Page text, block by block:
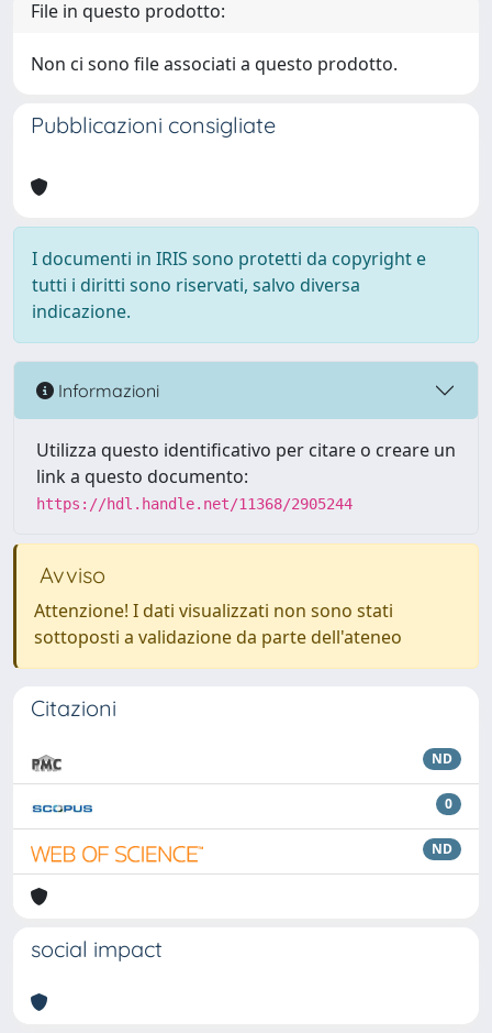
File in questo prodotto:
Non ci sono file associati a questo prodotto.
Pubblicazioni consigliate
I documenti in IRIS sono protetti da copyright e
tutti i diritti sono riservati, salvo diversa
indicazione.
Informazioni
Utilizza questo identificativo per citare o creare un
link a questo documento:
https://hdl.handle.net/11368/2905244
Avviso
Attenzione! I dati visualizzati non sono stati
sottoposti a validazione da parte dell'ateneo
Citazioni
ND
0
ND
social impact